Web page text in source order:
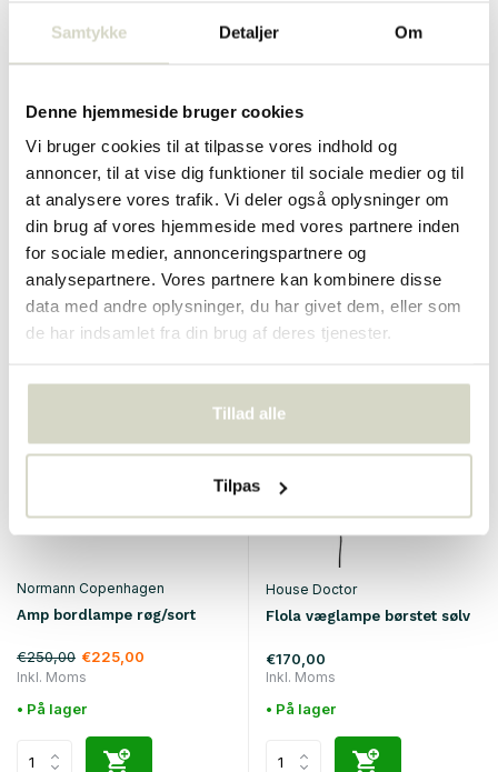
Samtykke Detaljer Om
Denne hjemmeside bruger cookies
Vi bruger cookies til at tilpasse vores indhold og
annoncer, til at vise dig funktioner til sociale medier og til
at analysere vores trafik. Vi deler også oplysninger om
din brug af vores hjemmeside med vores partnere inden
for sociale medier, annonceringspartnere og
analysepartnere. Vores partnere kan kombinere disse
data med andre oplysninger, du har givet dem, eller som
de har indsamlet fra din brug af deres tjenester.
Tillad alle
Tilpas
House Doctor
Præcis væglampe - mat sort
€230,00 €172,50
Inkl. Moms
• På lager
House Doctor
Væglampe type børstet sølv
€170,00
Inkl. Moms
SALE 10%
Normann Copenhagen
Amp bordlampe røg/sort
€250,00 €225,00
Inkl. Moms
• På lager
House Doctor
Flola væglampe børstet sølv
€170,00
Inkl. Moms
• På lager